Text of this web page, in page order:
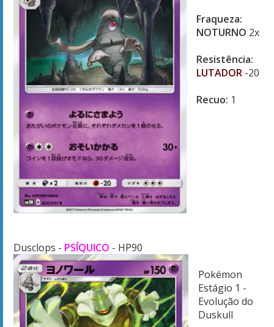
Fraqueza:
NOTURNO 2x
Resistência:
LUTADOR -20
Recuo: 1
Dusclops - PSÍQUICO - HP90
Pokémon
Estágio 1 -
Evolução do
Duskull